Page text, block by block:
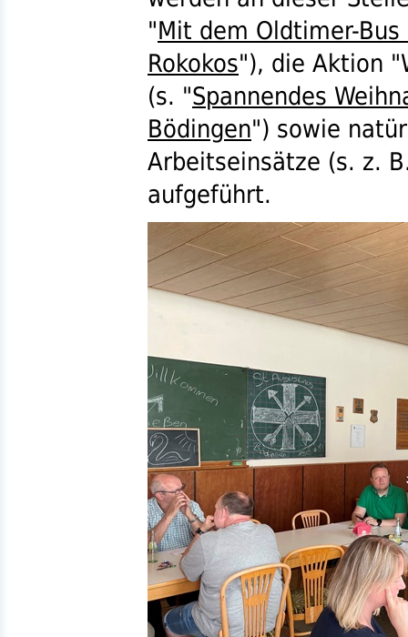
"Mit dem Oldtimer-
Rokokos"), die Aktion
(s. "Spannendes
Bödingen") sowie
Arbeitseinsätze (s. z.
aufgeführt.